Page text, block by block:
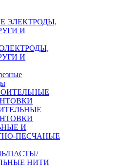
И
И
ПЕСЧАНЫЕ
ПАСТЫ/
НИТИ